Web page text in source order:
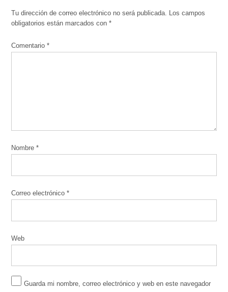
Tu dirección de correo electrónico no será publicada. Los campos
obligatorios están marcados con*
Comentario*
Nombre*
Correo electrónico*
Web
Guarda mi nombre, correo electrónico y web en este navegador